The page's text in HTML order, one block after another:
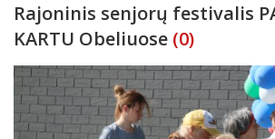
Rajoninis senjorų festivalis
KARTU Obeliuose (0)